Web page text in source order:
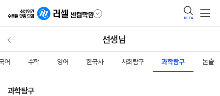
BETA
선생님
어 수학 영어 한국사 사회탐구 과학탐구 논술
과학탐구